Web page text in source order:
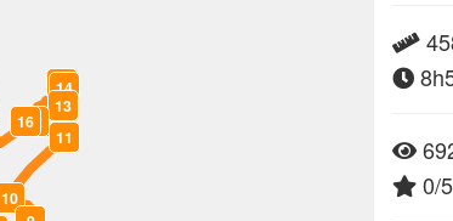
10
11
12
13
14
15
16
0/5